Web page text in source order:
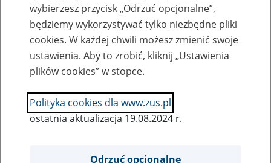
Nazwa zakładu pracy:
SZUKAJ
wybierzesz przycisk „Odrzuć opcjonalne”,
będziemy wykorzystywać tylko niezbędne pliki
cookies. W każdej chwili możesz zmienić swoje
ustawienia. Aby to zrobić, kliknij „Ustawienia
plików cookies” w stopce.
Polityka cookies dla www.zus.pl
ostatnia aktualizacja 19.08.2024 r.
Odrzuć opcjonalne